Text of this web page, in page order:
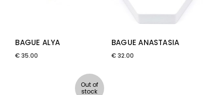
BAGUE ALYA
€ 35.00
BAGUE ANASTASIA
€ 32.00
Out of
stock